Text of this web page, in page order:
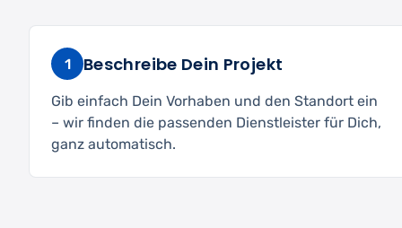
1 Beschreibe Dein Projekt
Gib einfach Dein Vorhaben und den Standort ein
– wir finden die passenden Dienstleister für Dich,
ganz automatisch.